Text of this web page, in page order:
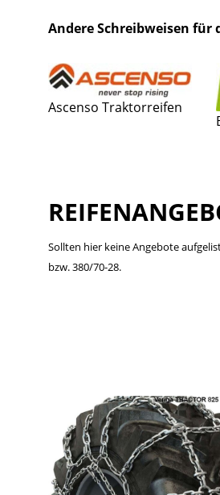
Andere Schreibweisen für
Ascenso Traktorreifen
Sollten hier keine Angebote
bzw. 380/70-28.